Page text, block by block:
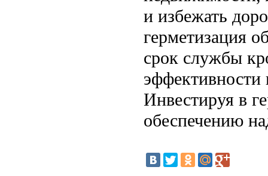
и избежать
герметизация
срок службы
Инвестируя в
обеспечению